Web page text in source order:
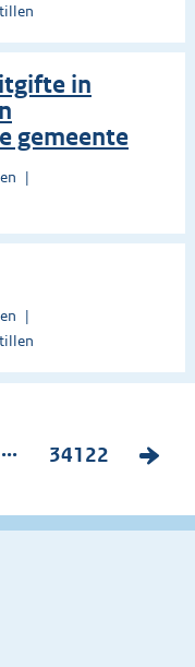
in
gemeente
...
P
g
34122
V
l